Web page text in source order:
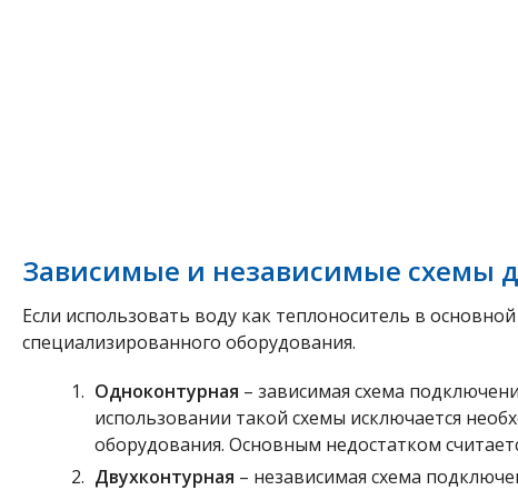
Зависимые и независимые схемы
Если использовать воду как теплоноситель в
специализированного оборудования.
Одноконтурная – зависимая схема
использовании такой схемы исключается
оборудования. Основным недостатком
Двухконтурная – независимая схема